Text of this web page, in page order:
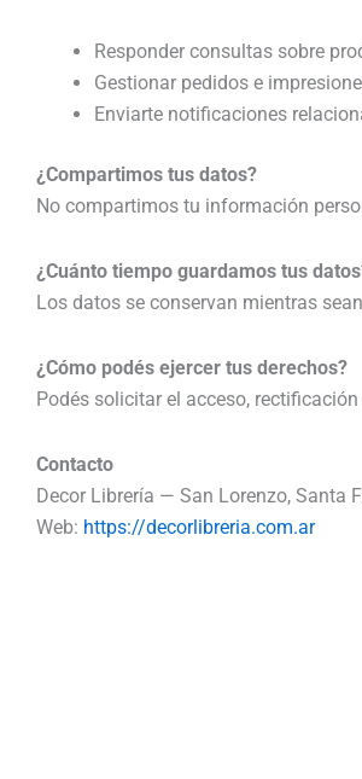
Responder consultas sobre
Gestionar pedidos e
Enviarte notificaciones
¿Compartimos tus datos?
No compartimos tu información
¿Cuánto tiempo guardamos tus
Los datos se conservan mientras
¿Cómo podés ejercer tus derechos?
Podés solicitar el acceso,
Contacto
Decor Librería — San Lorenzo, Santa
Web: https://decorlibreria.com.ar